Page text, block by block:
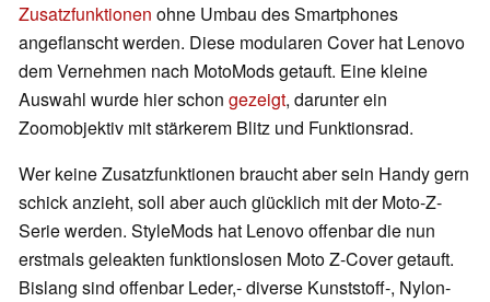
Zusatzfunktionen ohne Umbau des Smartphones
angeflanscht werden. Diese modularen Cover hat Lenovo
dem Vernehmen nach MotoMods getauft. Eine kleine
Auswahl wurde hier schon gezeigt, darunter ein
Zoomobjektiv mit stärkerem Blitz und Funktionsrad.
Wer keine Zusatzfunktionen braucht aber sein Handy gern
schick anzieht, soll aber auch glücklich mit der Moto-Z-
Serie werden. StyleMods hat Lenovo offenbar die nun
erstmals geleakten funktionslosen Moto Z-Cover getauft.
Bislang sind offenbar Leder,- diverse Kunststoff-, Nylon-